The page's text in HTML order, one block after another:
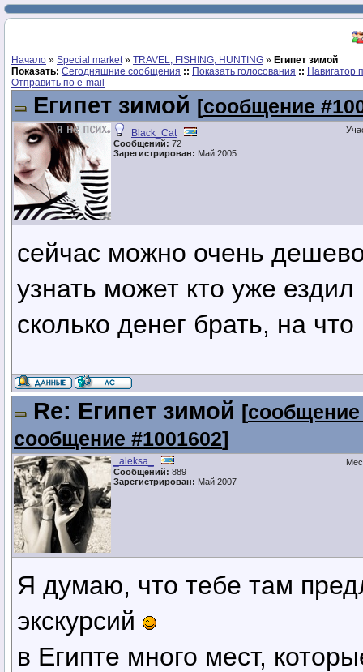
Начало » Special market» TRAVEL, FISHING, HUNTING » Египет зимой
Показать: Сегодняшние сообщения :: Показать голосования :: Навигатор
Отправить по e-mail
Египет зимой [сообщение
Black_Cat
Сообщений: 72
Зарегистрирован: Май 2005
сейчас можно очень
узнать может кто уже
сколько денег брать, на
Re: Египет зимой [сообщение
сообщение #1001602]
_aleksa_
Сообщений: 889
Зарегистрирован: Май 2007
Я думаю, что тебе там
экскурсий
в Египте много мест,